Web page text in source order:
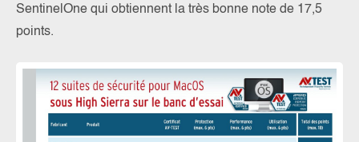
SentinelOne qui obtiennent la très bonne note de 17,5
points.